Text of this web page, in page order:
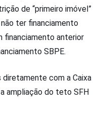
de “primeiro imóvel”
ter financiamento
financiamento anterior
SBPE.
com a Caixa
ampliação do teto SFH